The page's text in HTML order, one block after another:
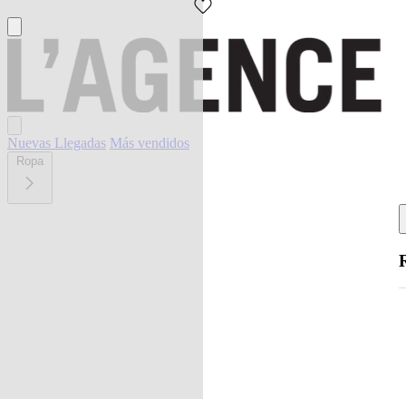
Nuevas Llegadas Más vendidos
Ropa